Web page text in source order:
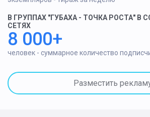
В ГРУППАХ "ГУБАХА - ТОЧКА РОСТА" В
СЕТЯХ
8 000+
человек - суммарное количество
Разместить